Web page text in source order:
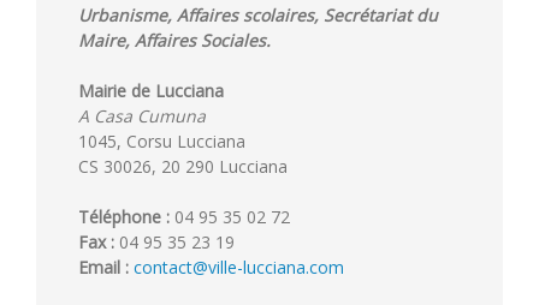
Urbanisme, Affaires scolaires, Secrétariat du
Maire, Affaires Sociales.
Mairie de Lucciana
A Casa Cumuna
1045, Corsu Lucciana
CS 30026, 20 290 Lucciana
Téléphone : 04 95 35 02 72
Fax : 04 95 35 23 19
Email : contact@ville-lucciana.com